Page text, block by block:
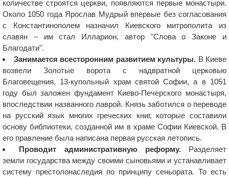
количестве строятся церкви, появляются первые монастыри.
Около 1050 года Ярослав Мудрый впервые без согласования
с Константинополем назначил Киевского митрополита из
славян – им стал Илларион, автор "Слова о Законе и
Благодати".
Занимается всесторонним развитием культуры. В Киеве
возвели Золотые ворота с надвратной церковью
Благовещения, 13-купольный храм святой Софии, а в 1051
году был заложен фундамент Киево-Печерского монастыря,
впоследствии названного лаврой. Князь заботился о переводе
на русский язык многих греческих книг, которые составили
основу библиотеки, созданной им в храме Софии Киевской. В
его правление была написана первая русская летопись.
Проводит административную реформу.Разделяет
земли государства между своими сыновьями и устанавливает
систему престолонаследия по принципу сеньората. То есть